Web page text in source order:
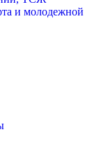
и молодежной